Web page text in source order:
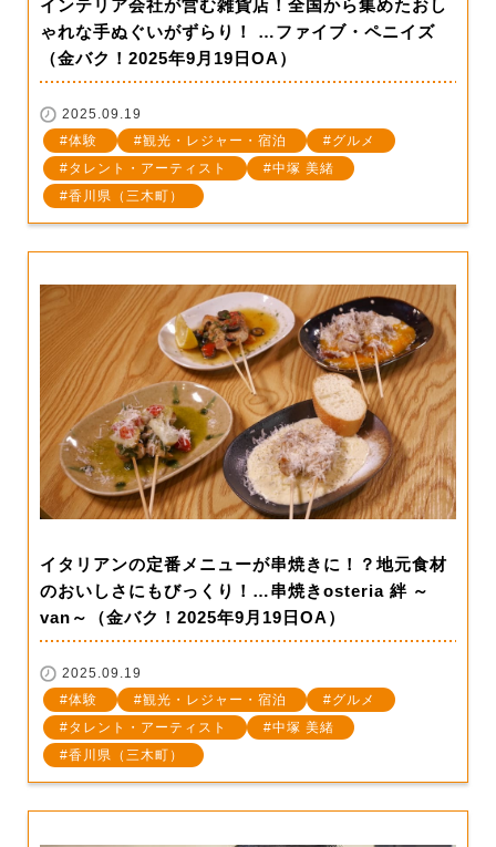
インテリア会社が営む雑貨店！全国から集めたおし
ゃれな手ぬぐいがずらり！ …ファイブ・ペニイズ
（金バク！2025年9月19日OA）
2025.09.19
体験
観光・レジャー・宿泊
グルメ
タレント・アーティスト
中塚 美緒
香川県（三木町）
イタリアンの定番メニューが串焼きに！？地元食材
のおいしさにもびっくり！…串焼きosteria 絆 ～
van～（金バク！2025年9月19日OA）
2025.09.19
体験
観光・レジャー・宿泊
グルメ
タレント・アーティスト
中塚 美緒
香川県（三木町）